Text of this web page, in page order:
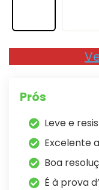
Prós
Leve e
Excelente
Boa
É à prova